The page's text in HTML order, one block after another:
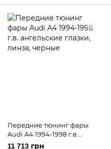
Передние тюнинг фары
Audi A4 1994-1998 г.в.
ангельские глазки, линза,
11 713 грн